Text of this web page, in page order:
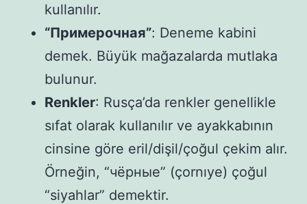
kullanılır.
“Примерочная”: Deneme kabini
demek. Büyük mağazalarda mutlaka
bulunur.
Renkler: Rusça’da renkler genellikle
sıfat olarak kullanılır ve ayakkabının
cinsine göre eril/dişil/çoğul çekim alır.
Örneğin, “чёрные” (çornıye) çoğul
“siyahlar” demektir.